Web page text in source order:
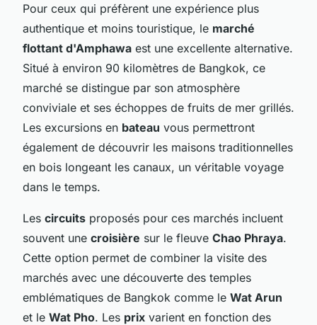
Pour ceux qui préfèrent une expérience plus
authentique et moins touristique, le marché
flottant d'Amphawa est une excellente alternative.
Situé à environ 90 kilomètres de Bangkok, ce
marché se distingue par son atmosphère
conviviale et ses échoppes de fruits de mer grillés.
Les excursions en bateau vous permettront
également de découvrir les maisons traditionnelles
en bois longeant les canaux, un véritable voyage
dans le temps.
Les circuits proposés pour ces marchés incluent
souvent une croisière sur le fleuve Chao Phraya.
Cette option permet de combiner la visite des
marchés avec une découverte des temples
emblématiques de Bangkok comme le Wat Arun
et le Wat Pho. Les prix varient en fonction des